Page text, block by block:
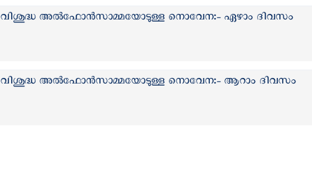
വിശുദ്ധ അല്‍ഫോന്‍സാമ്മയോടുള്ള നൊവേന:- ഏഴാം ദിവസം
വിശുദ്ധ അല്‍ഫോന്‍സാമ്മയോടുള്ള നൊവേന:- ആറാം ദിവസം